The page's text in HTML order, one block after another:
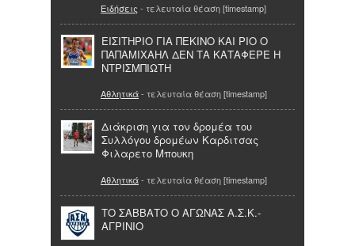
Ειδήσεις - τελευταία θέαση [timestamp]
ΕΙΣΙΤΗΡΙΟ ΓΙΑ ΠΕΚΙΝΟ ΚΑΙ ΡΙΟ Ο
ΠΑΠΑΜΙΧΑΗΛ ΔΕΝ ΤΑ ΚΑΤΑΦΕΡΕ Η
ΝΤΡΙΣΜΠΙΩΤΗ
Αθλητικά- τελευταία θέαση [timestamp]
Διάκριση για τον δρομέα του
Συλλόγου δρομέων Καρδιτσας
Φιλαρετο Μπουκη
Αθλητικά- τελευταία θέαση [timestamp]
ΤΟ ΣΑΒΒΑΤΟ Ο ΑΓΩΝΑΣ Α.Σ.Κ.-
ΑΓΡΙΝΙΟ